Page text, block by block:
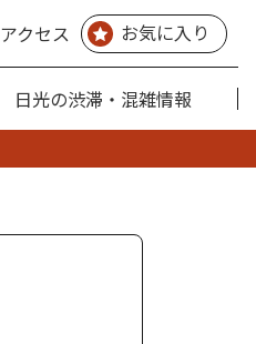
アクセス お気に入り
日光の渋滞・混雑情報